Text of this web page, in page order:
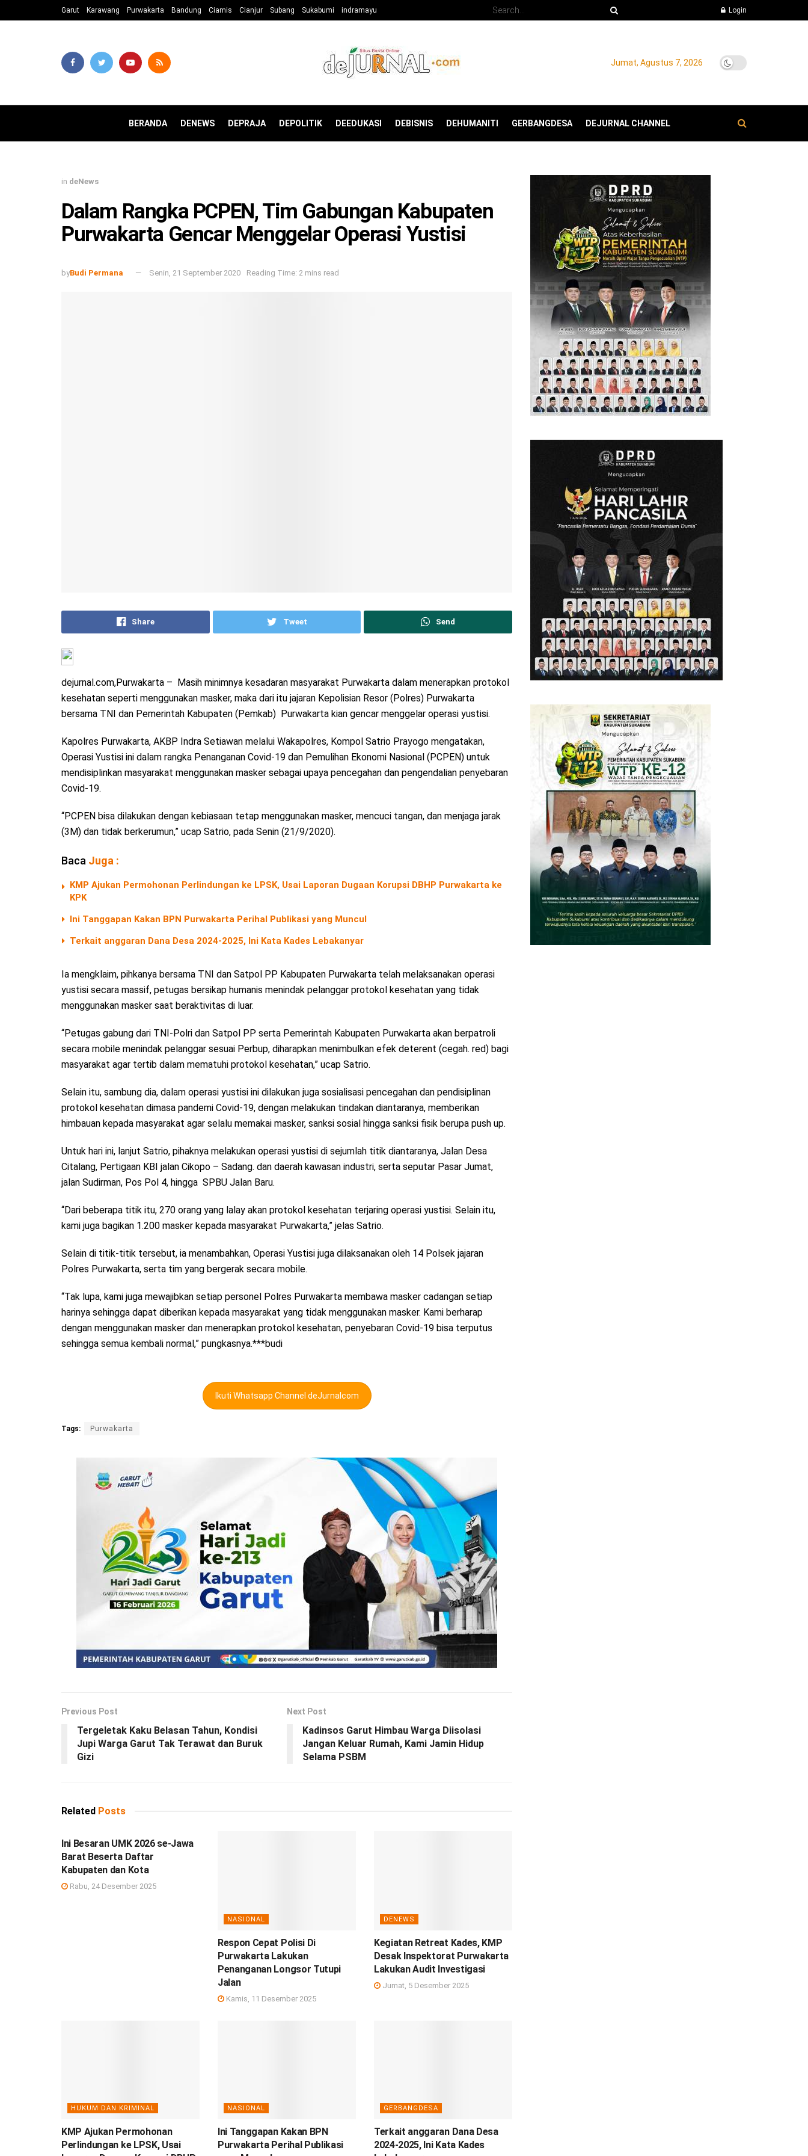
Garut Karawang Purwakarta Bandung Ciamis Cianjur Subang Sukabumi indramayu Login
Jumat, Agustus 7, 2026
BERANDA DENEWS DEPRAJA DEPOLITIK DEEDUKASI DEBISNIS DEHUMANITI GERBANGDESA DEJURNAL CHANNEL
in deNews
Dalam Rangka PCPEN, Tim Gabungan Kabupaten
Purwakarta Gencar Menggelar Operasi Yustisi
byBudi Permana Senin, 21 September 2020 Reading Time: 2 mins read
Share Tweet Send
dejurnal.com,Purwakarta – Masih minimnya kesadaran masyarakat Purwakarta dalam menerapkan protokol
kesehatan seperti menggunakan masker, maka dari itu jajaran Kepolisian Resor (Polres) Purwakarta
bersama TNI dan Pemerintah Kabupaten (Pemkab) Purwakarta kian gencar menggelar operasi yustisi.
Kapolres Purwakarta, AKBP Indra Setiawan melalui Wakapolres, Kompol Satrio Prayogo mengatakan,
Operasi Yustisi ini dalam rangka Penanganan Covid-19 dan Pemulihan Ekonomi Nasional (PCPEN) untuk
mendisiplinkan masyarakat menggunakan masker sebagai upaya pencegahan dan pengendalian penyebaran
Covid-19.
“PCPEN bisa dilakukan dengan kebiasaan tetap menggunakan masker, mencuci tangan, dan menjaga jarak
(3M) dan tidak berkerumun,” ucap Satrio, pada Senin (21/9/2020).
Baca Juga :
KMP Ajukan Permohonan Perlindungan ke LPSK, Usai Laporan Dugaan Korupsi DBHP Purwakarta ke
KPK
Ini Tanggapan Kakan BPN Purwakarta Perihal Publikasi yang Muncul
Terkait anggaran Dana Desa 2024-2025, Ini Kata Kades Lebakanyar
Ia mengklaim, pihkanya bersama TNI dan Satpol PP Kabupaten Purwakarta telah melaksanakan operasi
yustisi secara massif, petugas bersikap humanis menindak pelanggar protokol kesehatan yang tidak
menggunakan masker saat beraktivitas di luar.
“Petugas gabung dari TNI-Polri dan Satpol PP serta Pemerintah Kabupaten Purwakarta akan berpatroli
secara mobile menindak pelanggar sesuai Perbup, diharapkan menimbulkan efek deterent (cegah. red) bagi
masyarakat agar tertib dalam mematuhi protokol kesehatan,” ucap Satrio.
Selain itu, sambung dia, dalam operasi yustisi ini dilakukan juga sosialisasi pencegahan dan pendisiplinan
protokol kesehatan dimasa pandemi Covid-19, dengan melakukan tindakan diantaranya, memberikan
himbauan kepada masyarakat agar selalu memakai masker, sanksi sosial hingga sanksi fisik berupa push up.
Untuk hari ini, lanjut Satrio, pihaknya melakukan operasi yustisi di sejumlah titik diantaranya, Jalan Desa
Citalang, Pertigaan KBI jalan Cikopo – Sadang. dan daerah kawasan industri, serta seputar Pasar Jumat,
jalan Sudirman, Pos Pol 4, hingga SPBU Jalan Baru.
“Dari beberapa titik itu, 270 orang yang lalay akan protokol kesehatan terjaring operasi yustisi. Selain itu,
kami juga bagikan 1.200 masker kepada masyarakat Purwakarta,” jelas Satrio.
Selain di titik-titik tersebut, ia menambahkan, Operasi Yustisi juga dilaksanakan oleh 14 Polsek jajaran
Polres Purwakarta, serta tim yang bergerak secara mobile.
“Tak lupa, kami juga mewajibkan setiap personel Polres Purwakarta membawa masker cadangan setiap
harinya sehingga dapat diberikan kepada masyarakat yang tidak menggunakan masker. Kami berharap
dengan menggunakan masker dan menerapkan protokol kesehatan, penyebaran Covid-19 bisa terputus
sehingga semua kembali normal,” pungkasnya.***budi
Ikuti Whatsapp Channel deJurnalcom
Tags: Purwakarta
Previous Post
Tergeletak Kaku Belasan Tahun, Kondisi
Jupi Warga Garut Tak Terawat dan Buruk
Gizi
Next Post
Kadinsos Garut Himbau Warga Diisolasi
Jangan Keluar Rumah, Kami Jamin Hidup
Selama PSBM
Related Posts
Ini Besaran UMK 2026 se-Jawa
Barat Beserta Daftar
Kabupaten dan Kota
Rabu, 24 Desember 2025
NASIONAL
Respon Cepat Polisi Di
Purwakarta Lakukan
Penanganan Longsor Tutupi
Jalan
Kamis, 11 Desember 2025
DENEWS
Kegiatan Retreat Kades, KMP
Desak Inspektorat Purwakarta
Lakukan Audit Investigasi
Jumat, 5 Desember 2025
HUKUM DAN KRIMINAL
KMP Ajukan Permohonan
Perlindungan ke LPSK, Usai
NASIONAL
Ini Tanggapan Kakan BPN
Purwakarta Perihal Publikasi
GERBANGDESA
Terkait anggaran Dana Desa
2024-2025, Ini Kata Kades